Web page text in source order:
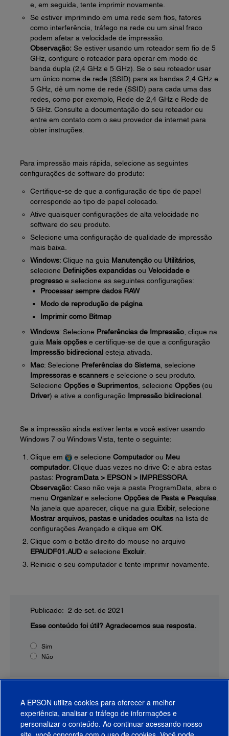
e, em seguida, tente imprimir novamente.
Se estiver imprimindo em uma rede sem fios, fatores
como interferência, tráfego na rede ou um sinal fraco
podem afetar a velocidade de impressão.
Observação: Se estiver usando um roteador sem fio de 5
GHz, configure o roteador para operar em modo de
banda dupla (2,4 GHz e 5 GHz). Se o seu roteador usar
um único nome de rede (SSID) para as bandas 2,4 GHz e
5 GHz, dê um nome de rede (SSID) para cada uma das
redes, como por exemplo, Rede de 2,4 GHz e Rede de
5 GHz. Consulte a documentação do seu roteador ou
entre em contato com o seu provedor de internet para
obter instruções.
Para impressão mais rápida, selecione as seguintes
configurações de software do produto:
Certifique-se de que a configuração de tipo de papel
corresponde ao tipo de papel colocado.
Ative quaisquer configurações de alta velocidade no
software do seu produto.
Selecione uma configuração de qualidade de impressão
mais baixa.
Windows: Clique na guia Manutenção ou Utilitários
selecione Definições expandidas ou Velocidade e
progresso e selecione as seguintes configurações:
Processar sempre dados RAW
Modo de reprodução de página
Imprimir como Bitmap
Windows: Selecione Preferências de Impressão , clique na
guia Mais opções e certifique-se de que a configuração
Impressão bidirecional esteja ativada.
Mac: Selecione Preferências do Sistema , selecione
Impressoras e scanners e selecione o seu produto.
Selecione Opções e Suprimentos , selecione Opções (ou
Driver) e ative a configuração Impressão bidirecional
Se a impressão ainda estiver lenta e você estiver usando
Windows 7 ou Windows Vista, tente o seguinte:
Clique em e selecione Computadorou Meu
computador. Clique duas vezes no drive C: e abra estas
pastas: ProgramData > EPSON > IMPRESSORA.
Observação: Caso não veja a pasta ProgramData, abra o
menu Organizare selecione Opções de Pasta e Pesquisa
Na janela que aparecer, clique na guia Exibir, selecione
Mostrar arquivos, pastas e unidades ocultas na lista de
configurações Avançado e clique em OK.
Clique com o botão direito do mouse no arquivo
EPAUDF01.AUD e selecione Excluir.
Reinicie o seu computador e tente imprimir novamente.
Publicado: 2 de set. de 2021
Esse conteúdo foi útil? Agradecemos sua resposta.
Sim
Não
A EPSON utiliza cookies para oferecer a melhor
experiência, analisar o tráfego de informações e
personalizar o conteúdo. Ao continuar acessando nosso